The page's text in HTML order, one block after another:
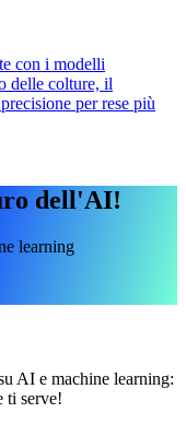
con i modelli
delle colture, il
per rese più
dell'AI!
learning
AI e machine learning:
ti serve!